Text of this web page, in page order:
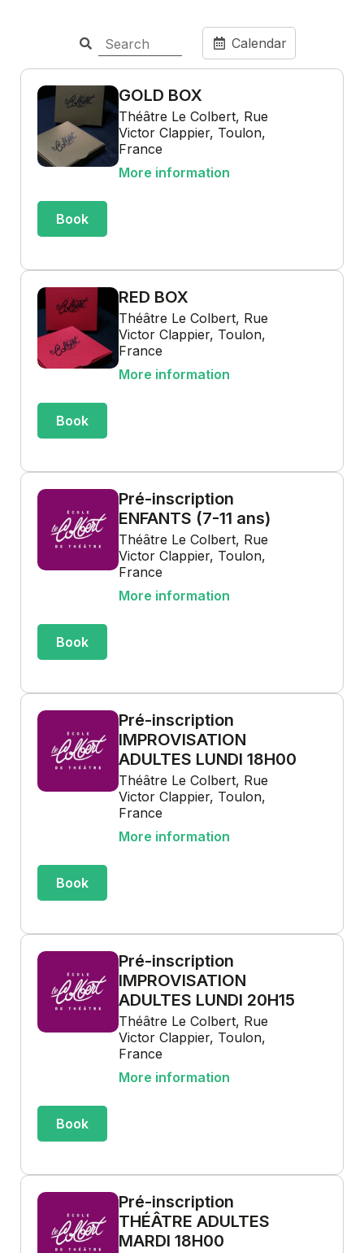
Calendar
GOLD BOX
Théâtre Le Colbert, Rue
Victor Clappier, Toulon,
France
More information
Book
RED BOX
Théâtre Le Colbert, Rue
Victor Clappier, Toulon,
France
More information
Book
Pré-inscription
ENFANTS (7-11 ans)
Théâtre Le Colbert, Rue
Victor Clappier, Toulon,
France
More information
Book
Pré-inscription
IMPROVISATION
ADULTES LUNDI 18H00
Théâtre Le Colbert, Rue
Victor Clappier, Toulon,
France
More information
Book
Pré-inscription
IMPROVISATION
ADULTES LUNDI 20H15
Théâtre Le Colbert, Rue
Victor Clappier, Toulon,
France
More information
Book
Pré-inscription
THÉÂTRE ADULTES
MARDI 18H00